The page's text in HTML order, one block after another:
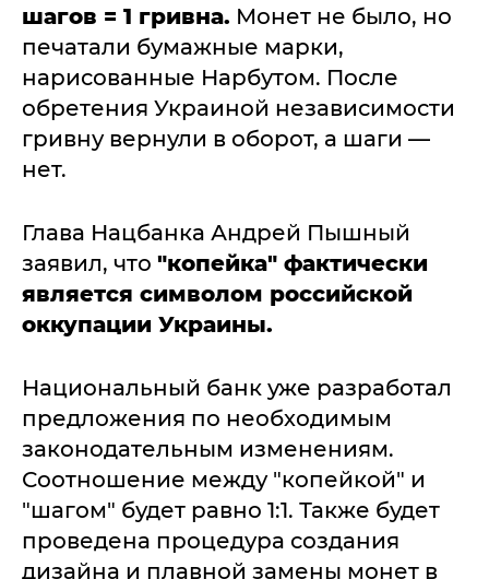
шагов = 1 гривна. Монет не было, но
печатали бумажные марки,
нарисованные Нарбутом. После
обретения Украиной независимости
гривну вернули в оборот, а шаги —
нет.
Глава Нацбанка Андрей Пышный
заявил, что "копейка" фактически
является символом российской
оккупации Украины.
Национальный банк уже разработал
предложения по необходимым
законодательным изменениям.
Соотношение между "копейкой" и
"шагом" будет равно 1:1. Также будет
проведена процедура создания
дизайна и плавной замены монет в